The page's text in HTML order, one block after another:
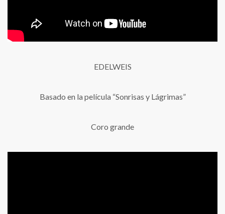
EDELWEIS
Basado en la película “Sonrisas y Lágrimas”
Coro grande